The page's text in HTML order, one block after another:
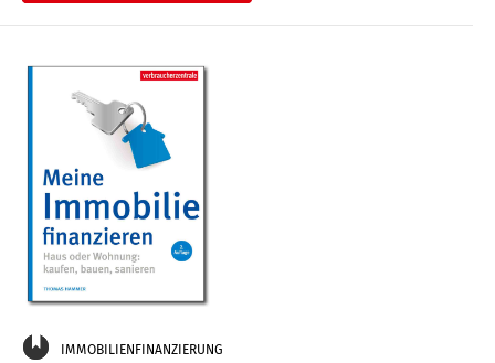
IMMOBILIENFINANZIERUNG